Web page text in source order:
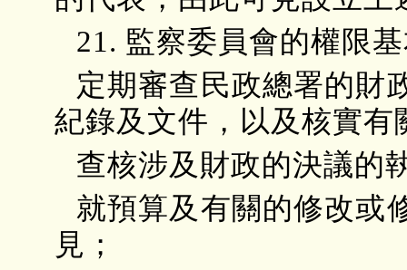
21. 監察委員會的權限
定期審查民政總署的財
紀錄及文件，以及核實有
查核涉及財政的決議的
就預算及有關的修改或
見；